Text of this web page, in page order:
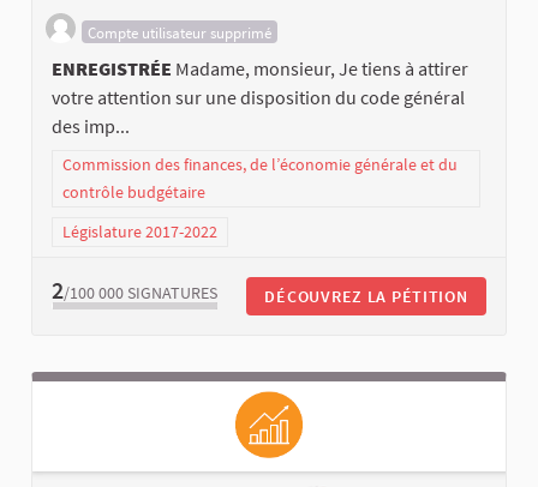
Compte utilisateur supprimé
ENREGISTRÉE Madame, monsieur, Je tiens à attirer
votre attention sur une disposition du code général
des imp...
Commission des finances, de l’économie générale et du
contrôle budgétaire
Législature 2017-2022
2/100 000 SIGNATURES DÉCOUVREZ LA PÉTITION